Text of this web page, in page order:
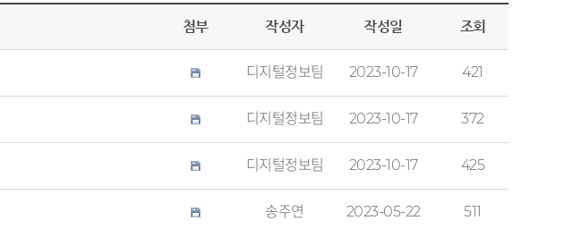
첨부 작성자 작성일 조회
디지털정보팀 2023-10-17 421
디지털정보팀 2023-10-17 372
디지털정보팀 2023-10-17 425
송주연 2023-05-22 511